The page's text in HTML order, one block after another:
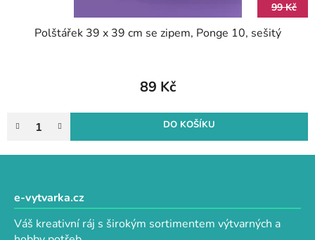
99 Kč
Polštářek 39 x 39 cm se zipem, Ponge 10, sešitý
89 Kč
DO KOŠÍKU
e-vytvarka.cz
Váš kreativní ráj s širokým sortimentem výtvarných a